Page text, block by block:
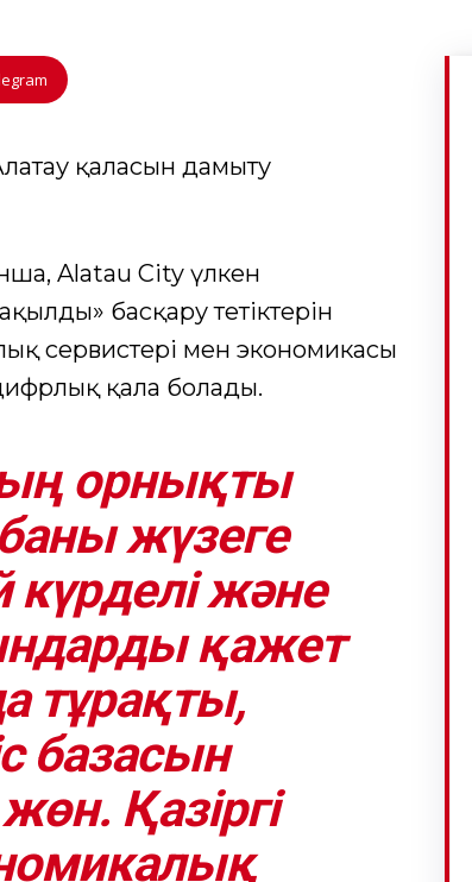
қаласын дамыту
Alatau City үлкен
басқару тетіктерін
сервистері мен экономикасы
қала болады.
орнықты
жүзеге
және
қажет
тұрақты,
базасын
Қазіргі